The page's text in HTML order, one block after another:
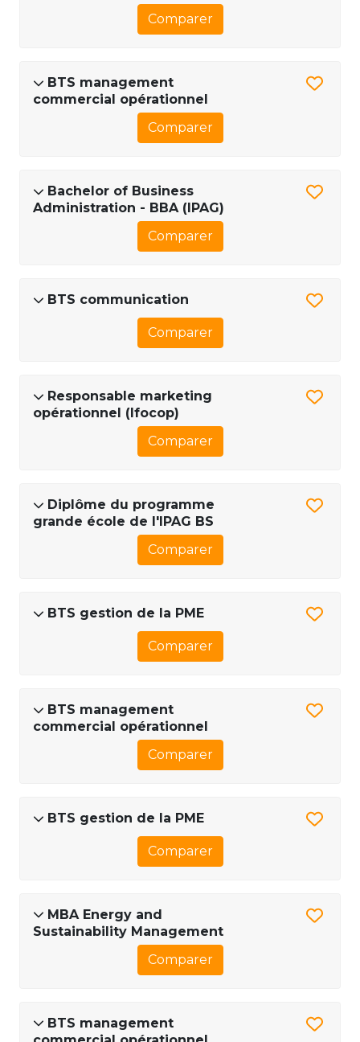
Comparer
BTS management
commercial opérationnel
Comparer
Bachelor of Business
Administration - BBA (IPAG)
Comparer
BTS communication
Comparer
Responsable marketing
opérationnel (Ifocop)
Comparer
Diplôme du programme
grande école de l'IPAG BS
Comparer
BTS gestion de la PME
Comparer
BTS management
commercial opérationnel
Comparer
BTS gestion de la PME
Comparer
MBA Energy and
Sustainability Management
Comparer
BTS management